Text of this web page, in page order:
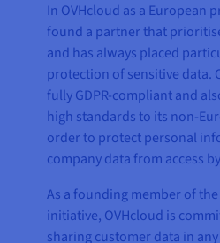
In OVHcloud as a European
found a partner that
and has always placed
protection of sensitive data.
fully GDPR-compliant and
high standards to its non-
order to protect personal
company data from access
As a founding member of the
initiative, OVHcloud is
sharing customer data in